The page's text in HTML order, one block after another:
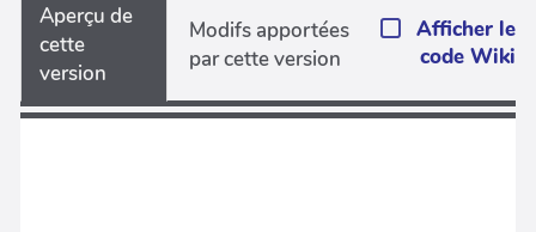
Aperçu de
cette
version
Modifs apportées
par cette version
Afficher le
code Wiki